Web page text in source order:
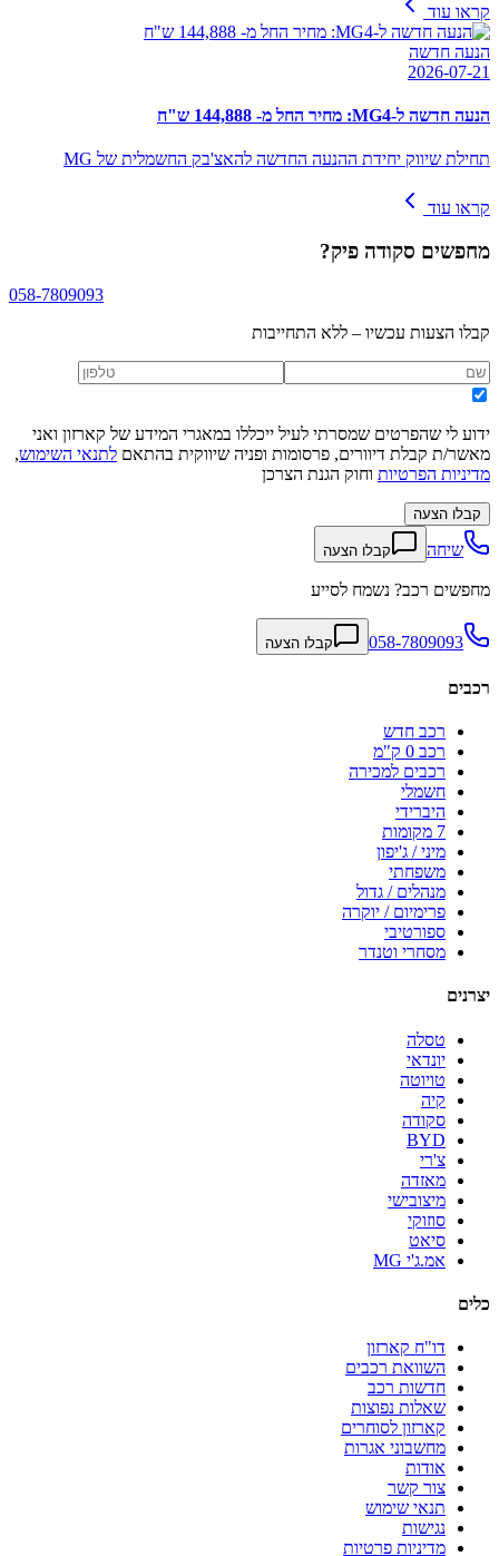
קראו עוד
הנעה חדשה
2026-07-21
הנעה חדשה ל-MG4: מחיר החל מ- 144,888 ש"ח
תחילת שיווק יחידת ההנעה החדשה להאצ'בק החשמלית של MG
קראו עוד
מחפשים סקודה פיק?
058-7809093
קבלו הצעות עכשיו – ללא התחייבות
ידוע לי שהפרטים שמסרתי לעיל ייכללו במאגרי המידע של קארזון ואני
מאשר/ת קבלת דיוורים, פרסומות ופניה שיווקית בהתאם לתנאי השימוש,
מדיניות הפרטיות וחוק הגנת הצרכן
קבלו הצעה
שיחה קבלו הצעה
מחפשים רכב? נשמח לסייע
058-7809093 קבלו הצעה
רכבים
רכב חדש
רכב 0 ק"מ
רכבים למכירה
חשמלי
היברידי
7 מקומות
מיני / ג'יפון
משפחתי
מנהלים / גדול
פרימיום / יוקרה
ספורטיבי
מסחרי וטנדר
יצרנים
טסלה
יונדאי
טויוטה
קיה
סקודה
BYD
צ'רי
מאזדה
מיצובישי
סוזוקי
סיאט
אמ.ג'י MG
כלים
דו"ח קארזון
השוואת רכבים
חדשות רכב
שאלות נפוצות
קארזון לסוחרים
מחשבוני אגרות
אודות
צור קשר
תנאי שימוש
נגישות
מדיניות פרטיות